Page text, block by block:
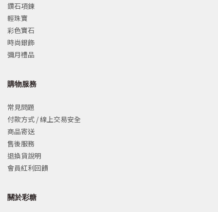
鑽石項鍊
輕珠寶
彩色寶石
時尚銀飾
彌月禮品
購物服務
常見問題
付款方式 / 線上交易安全
商品寄送
售後服務
退換貨說明
會員紅利回饋
關於彩糖